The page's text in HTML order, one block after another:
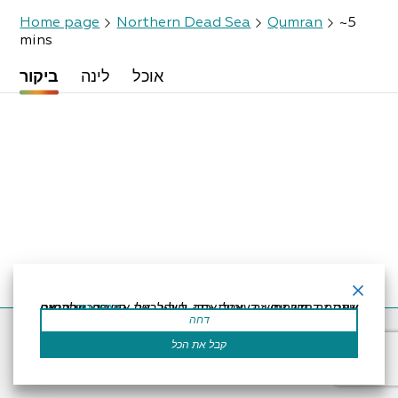
Home page Northern Dead Sea Qumran
~5
mins
ביקור לינה אוכל
Accessibility Statement Regulation Powered by
אתר זה משתמש בעוגיות כדי לשפר את החוויה שלך.נניח שאתה בסדר עם זה, אבל אתה יכול לבטל את הסכמתך אם תרצה. קרא עוד
דחה
קבל את הכל